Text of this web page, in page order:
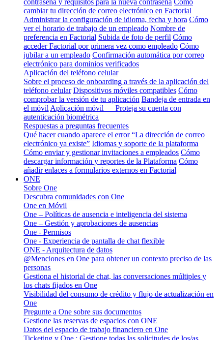
cambiar tu dirección de correo electrónico en Factorial
Administrar la configuración de idioma, fecha y hora Cómo
ver el horario de trabajo de un empleado Nombre de
preferencia en Factorial Subida de foto de perfil Cómo
acceder Factorial por primera vez como empleado Cómo
jubilar a un empleado Confirmación automática por correo
electrónico para dominios verificados
Aplicación del teléfono celular
Sobre el proceso de onboarding a través de la aplicación del
teléfono celular Dispositivos móviles compatibles Cómo
comprobar la versión de tu aplicación Bandeja de entrada en
el móvil Aplicación móvil — Proteja su cuenta con
autenticación biométrica
Respuestas a preguntas frecuentes
Qué hacer cuando aparece el error “La dirección de correo
electrónico ya existe” Idiomas y soporte de la plataforma
Cómo enviar y gestionar invitaciones a empleados Cómo
descargar información y reportes de la Plataforma Cómo
añadir enlaces a formularios externos en Factorial
ONE
Sobre One
Descubra comunidades con One
One en Móvil
One – Políticas de ausencia e inteligencia del sistema
One – Gestión y aprobaciones de ausencias
One - Permisos
One - Experiencia de pantalla de chat flexible
ONE - Arquitectura de datos
@Menciones en One para obtener un contexto preciso de las
personas
Gestiona el historial de chat, las conversaciones múltiples y
los chats fijados en One
Visibilidad del consumo de crédito y flujo de actualización en
One
Pregunte a One sobre sus documentos
Gestione las reservas de espacios con ONE
Datos del espacio de trabajo financiero en One
Ticketing y One : Gestione todas las solicitudes de los/as